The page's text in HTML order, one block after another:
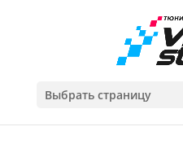
Выбрать страницу